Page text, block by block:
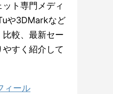
ト専門メディ
や3DMarkなど
較、最新セー
すく紹介して
ィール